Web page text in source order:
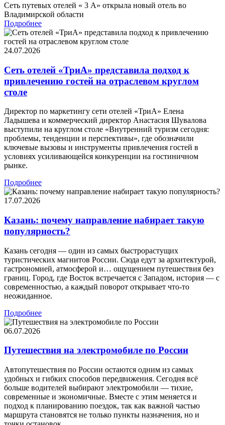
Сеть путевых отелей « 3 А» открыла новый отель во
Владимирской области
Подробнее
24.07.2026
Сеть отелей «ТриА» представила подход к
привлечению гостей на отраслевом круглом
столе
Директор по маркетингу сети отелей «ТриА» Елена
Ладышева и коммерческий директор Анастасия Шувалова
выступили на круглом столе «Внутренний туризм сегодня:
проблемы, тенденции и перспективы», где обозначили
ключевые вызовы и инструменты привлечения гостей в
условиях усиливающейся конкуренции на гостиничном
рынке.
Подробнее
17.07.2026
Казань: почему направление набирает такую
популярность?
Казань сегодня — один из самых быстрорастущих
туристических магнитов России. Сюда едут за архитектурой,
гастрономией, атмосферой и… ощущением путешествия без
границ. Город, где Восток встречается с Западом, история — с
современностью, а каждый поворот открывает что-то
неожиданное.
Подробнее
06.07.2026
Путешествия на электромобиле по России
Автопутешествия по России остаются одним из самых
удобных и гибких способов передвижения. Сегодня всё
больше водителей выбирают электромобили — тихие,
современные и экономичные. Вместе с этим меняется и
подход к планированию поездок, так как важной частью
маршрута становятся не только пункты назначения, но и